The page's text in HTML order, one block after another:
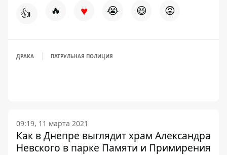
👍 🔥 ♥ 😭 😆 😡
ДРАКА ПАТРУЛЬНАЯ ПОЛИЦИЯ
09:19, 11 марта 2021
Как в Днепре выглядит храм Александра
Невского в парке Памяти и Примирения